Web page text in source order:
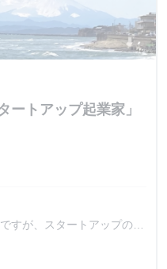
ートアップ起業家」
すが、スタートアップのイ
ち合わせなどで、横浜市内
どの指定場所に集まって業